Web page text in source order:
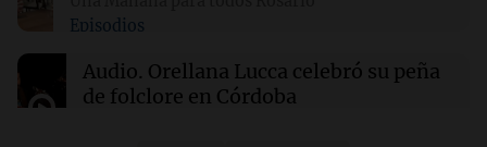
Episodios
Audio. Orellana Lucca celebró su peña
de folclore en Córdoba